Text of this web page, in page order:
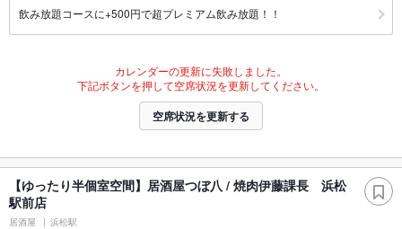
飲み放題コースに+500円で超プレミアム飲み放題！！
カレンダーの更新に失敗しました。
下記ボタンを押して空席状況を更新してください。
空席状況を更新する
【ゆったり半個室空間】居酒屋つぼ八 / 焼肉伊藤課長 浜松
駅前店
居酒屋 浜松駅